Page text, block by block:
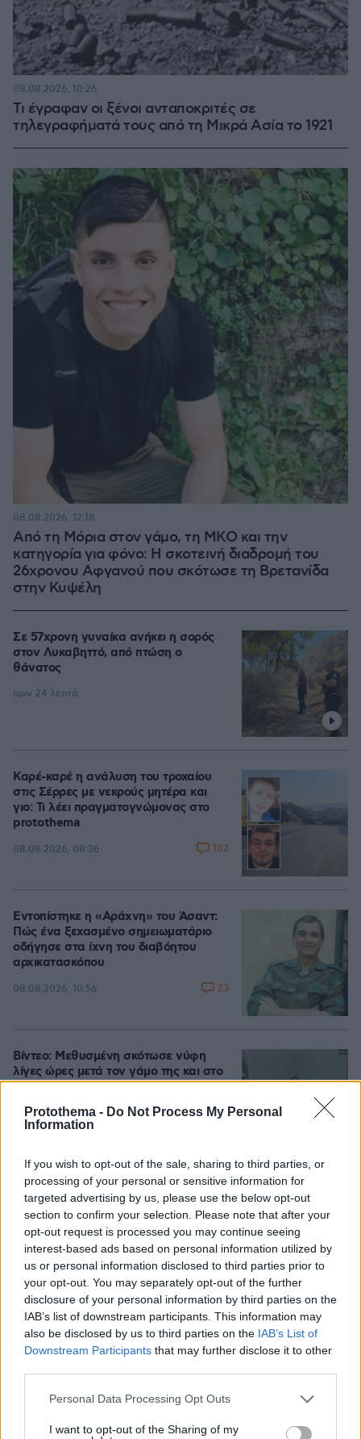
Protothema - Do Not Process My Personal
Information
If you wish to opt-out of the sale, sharing to third parties, or
processing of your personal or sensitive information for
targeted advertising by us, please use the below opt-out
section to confirm your selection. Please note that after your
opt-out request is processed you may continue seeing
interest-based ads based on personal information utilized by
us or personal information disclosed to third parties prior to
your opt-out. You may separately opt-out of the further
disclosure of your personal information by third parties on the
IAB’s list of downstream participants. This information may
also be disclosed by us to third parties on the IAB’s List of
Downstream Participants that may further disclose it to other
Please note that this website/app uses one or more Google
not limited to your visit or usage behaviour. You may click to
Personal Data Processing Opt Outs
I want to opt-out of the Sharing of my
Τι έγραφαν οι ξένοι ανταποκριτές σε
τηλεγραφήματά τους από τη Μικρά Ασία το 1921
08.08.2026, 10:26
Από τη Μόρια στον γάμο, τη ΜΚΟ και την
κατηγορία για φόνο: Η σκοτεινή διαδρομή του
26χρονου Αφγανού που σκότωσε τη Βρετανίδα
στην Κυψέλη
08.08.2026, 12:18
Σε 57χρονη γυναίκα ανήκει η σορός
στον Λυκαβηττό, από πτώση ο
θάνατος
πριν 24 λεπτά
Καρέ-καρέ η ανάλυση του τροχαίου
στις Σέρρες με νεκρούς μητέρα και
γιο: Τι λέει πραγματογνώμονας στο
protothema
08.08.2026, 08:36 182
Εντοπίστηκε η «Αράχνη» του Άσαντ:
Πώς ένα ξεχασμένο σημειωματάριο
οδήγησε στα ίχνη του διαβόητου
αρχικατασκόπου
08.08.2026, 10:56 23
Βίντεο: Μεθυσμένη σκότωσε νύφη
λίγες ώρες μετά τον γάμο της και στο
τμήμα ζητούσε κλαίγοντας τον πατέρα
της
08.08.2026, 09:25
Το «σκουλήκι του διαβόλου» που ζει
1,3 χιλιόμετρα κάτω από τη Γη και
αλλάζει όσα γνωρίζαμε για τη ζωή:
«Οι άνθρωποι δεν κυβερνάμε τον
κόσμο»
08.08.2026, 08:57 66
Συνετρίβη πυροσβεστικό ελικόπτερο
ενώ επιχειρούσε σε μεγάλη δασική
08.08.2026, 09:34